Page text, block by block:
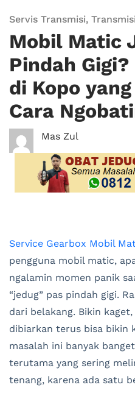
Servis Transmisi,
Mobil Matic
Pindah
di Kopo
Cara
Mas Zul
Service Gearbox Mobil
pengguna mobil matic,
ngalamin momen panik
“jedug” pas pindah gigi.
dari belakang. Bikin
dibiarkan terus bisa bikin
masalah ini banyak
terutama yang sering
tenang, karena ada satu